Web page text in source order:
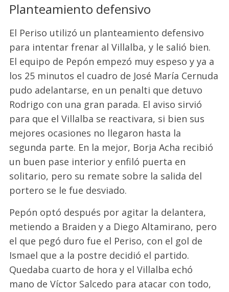
Planteamiento defensivo
El Periso utilizó un planteamiento defensivo
para intentar frenar al Villalba, y le salió bien.
El equipo de Pepón empezó muy espeso y ya a
los 25 minutos el cuadro de José María Cernuda
pudo adelantarse, en un penalti que detuvo
Rodrigo con una gran parada. El aviso sirvió
para que el Villalba se reactivara, si bien sus
mejores ocasiones no llegaron hasta la
segunda parte. En la mejor, Borja Acha recibió
un buen pase interior y enfiló puerta en
solitario, pero su remate sobre la salida del
portero se le fue desviado.
Pepón optó después por agitar la delantera,
metiendo a Braiden y a Diego Altamirano, pero
el que pegó duro fue el Periso, con el gol de
Ismael que a la postre decidió el partido.
Quedaba cuarto de hora y el Villalba echó
mano de Víctor Salcedo para atacar con todo,